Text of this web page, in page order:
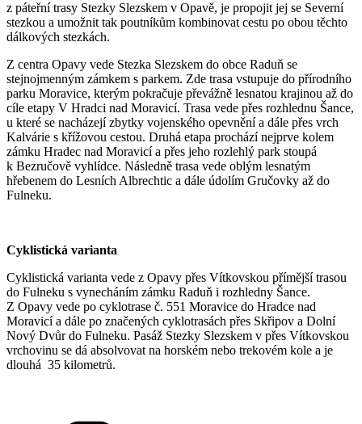
z páteřní trasy Stezky Slezskem v Opavě, je propojit jej se Severní
stezkou a umožnit tak poutníkům kombinovat cestu po obou těchto
dálkových stezkách.
Z centra Opavy vede Stezka Slezskem do obce Raduň se
stejnojmenným zámkem s parkem. Zde trasa vstupuje do přírodního
parku Moravice, kterým pokračuje převážně lesnatou krajinou až do
cíle etapy V Hradci nad Moravicí. Trasa vede přes rozhlednu Šance,
u které se nacházejí zbytky vojenského opevnění a dále přes vrch
Kalvárie s křížovou cestou. Druhá etapa prochází nejprve kolem
zámku Hradec nad Moravicí a přes jeho rozlehlý park stoupá
k Bezručově vyhlídce. Následně trasa vede oblým lesnatým
hřebenem do Lesních Albrechtic a dále údolím Gručovky až do
Fulneku.
Cyklistická varianta
Cyklistická varianta vede z Opavy přes Vítkovskou přímější trasou
do Fulneku s vynecháním zámku Raduň i rozhledny Šance.
Z Opavy vede po cyklotrase č. 551 Moravice do Hradce nad
Moravicí a dále po značených cyklotrasách přes Skřipov a Dolní
Nový Dvůr do Fulneku. Pasáž Stezky Slezskem v přes Vítkovskou
vrchovinu se dá absolvovat na horském nebo trekovém kole a je
dlouhá 35 kilometrů.